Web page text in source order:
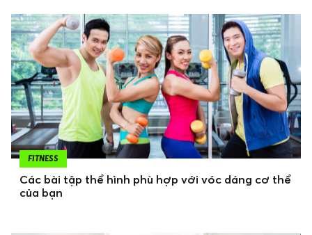
FITNESS
Các bài tập thể hình phù hợp với vóc dáng cơ thể
của bạn